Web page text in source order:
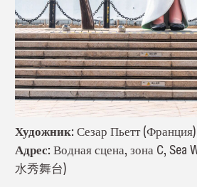
Художник: Сезар Пьетт (Франция)
Адрес: Водная сцена, зона C, Sea
水秀舞台)